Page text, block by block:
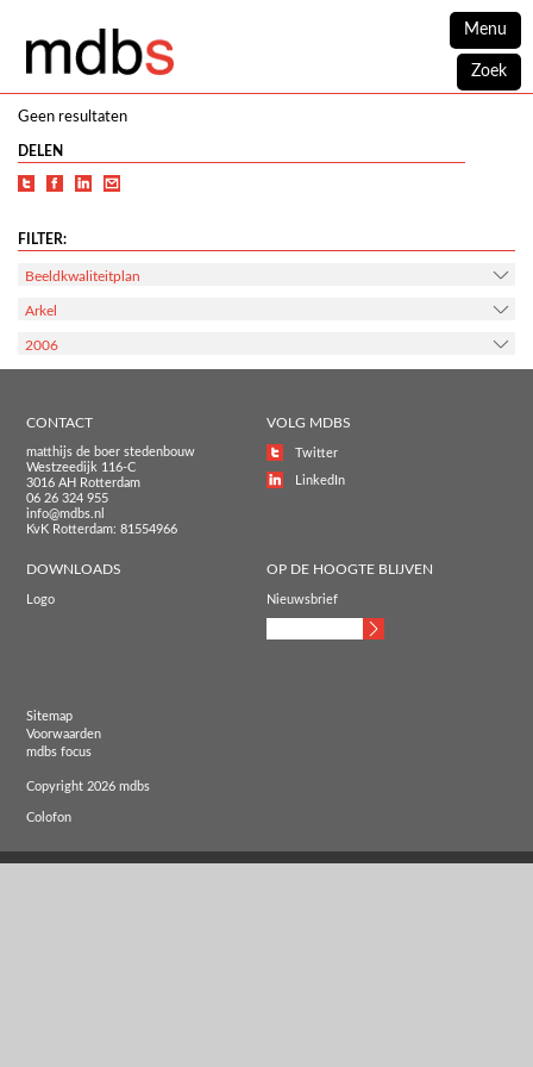
Menu
Zoek
Geen resultaten
DELEN
FILTER:
Beeldkwaliteitplan
Arkel
2006
CONTACT
matthijs de boer stedenbouw
Westzeedijk 116-C
3016 AH Rotterdam
06 26 324 955
info@mdbs.nl
KvK Rotterdam: 81554966
VOLG MDBS
Twitter
LinkedIn
DOWNLOADS
Logo
OP DE HOOGTE BLIJVEN
Nieuwsbrief
Sitemap
Voorwaarden
mdbs focus
Copyright 2026 mdbs
Colofon